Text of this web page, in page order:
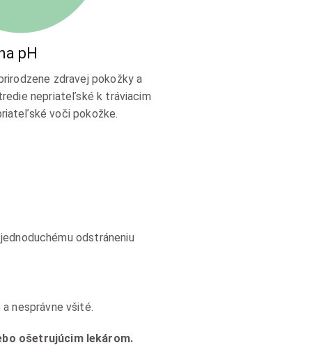
pH
zdravej pokožky a
nepriateľské k tráviacim
voči pokožke.
odstráneniu
nesprávne všité.
ošetrujúcim lekárom.